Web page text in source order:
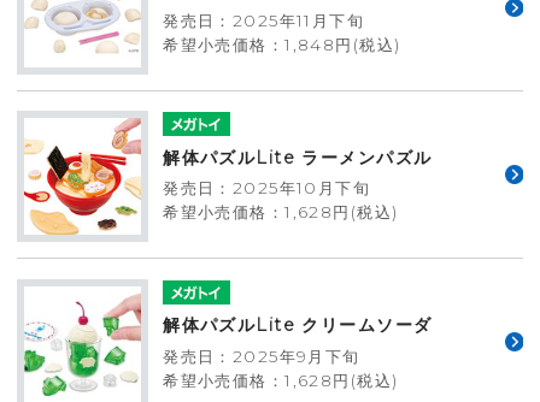
発売日：2025年11月下旬
希望小売価格：1,848円(税込)
解体パズルLite ラーメンパズル
発売日：2025年10月下旬
希望小売価格：1,628円(税込)
解体パズルLite クリームソーダ
発売日：2025年9月下旬
希望小売価格：1,628円(税込)